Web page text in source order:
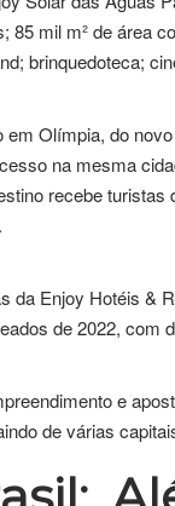
mil m² de área
brinquedoteca;
Olímpia, do
na mesma
recebe turistas
da Enjoy Hotéis &
de 2022, com
e
de várias